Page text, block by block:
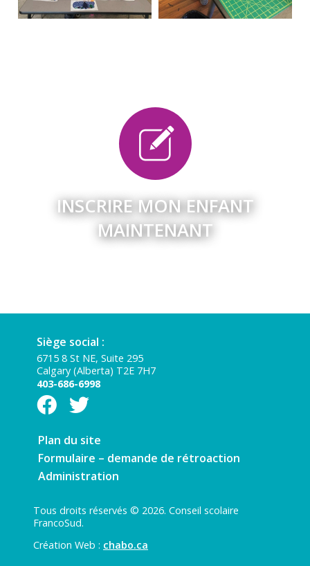
INSCRIRE MON ENFANT
MAINTENANT
Siège social :
6715 8 St NE, Suite 295
Calgary (Alberta) T2E 7H7
403-686-6998
Plan du site
Formulaire – demande de rétroaction
Administration
Tous droits réservés © 2026. Conseil scolaire
FrancoSud.
Création Web : chabo.ca